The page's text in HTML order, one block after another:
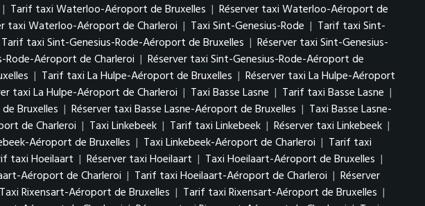
| Tarif taxi Waterloo-Aéroport de Bruxelles | Réserver taxi Waterloo-Aéroport de
taxi Waterloo-Aéroport de Charleroi | Taxi Sint-Genesius-Rode | Tarif taxi Sint-
Tarif taxi Sint-Genesius-Rode-Aéroport de Bruxelles | Réserver taxi Sint-Genesius-
Aéroport de Charleroi | Réserver taxi Sint-Genesius-Rode-Aéroport de
| Tarif taxi La Hulpe-Aéroport de Bruxelles | Réserver taxi La Hulpe-Aéroport
taxi La Hulpe-Aéroport de Charleroi | Taxi Basse Lasne | Tarif taxi Basse Lasne |
Bruxelles | Réserver taxi Basse Lasne-Aéroport de Bruxelles | Taxi Basse Lasne-
de Charleroi | Taxi Linkebeek | Tarif taxi Linkebeek | Réserver taxi Linkebeek |
Aéroport de Bruxelles | Taxi Linkebeek-Aéroport de Charleroi | Tarif taxi
taxi Hoeilaart | Réserver taxi Hoeilaart | Taxi Hoeilaart-Aéroport de Bruxelles |
Aéroport de Charleroi | Tarif taxi Hoeilaart-Aéroport de Charleroi | Réserver
Taxi Rixensart-Aéroport de Bruxelles | Tarif taxi Rixensart-Aéroport de Bruxelles |